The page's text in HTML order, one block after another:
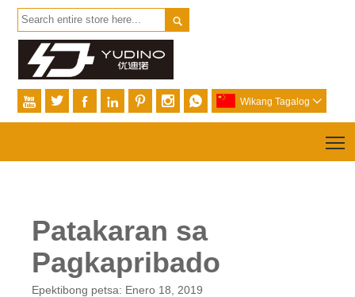

       Wikang Tagalog 
Patakaran sa
Pagkapribado
Epektibong petsa: Enero 18, 2019